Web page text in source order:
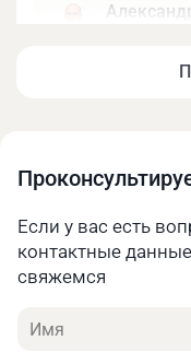
Станок
Добрый день!
09.07.2026 в 20:20
Михаил
Если у вас есть
контактные
свяжемся
Имя